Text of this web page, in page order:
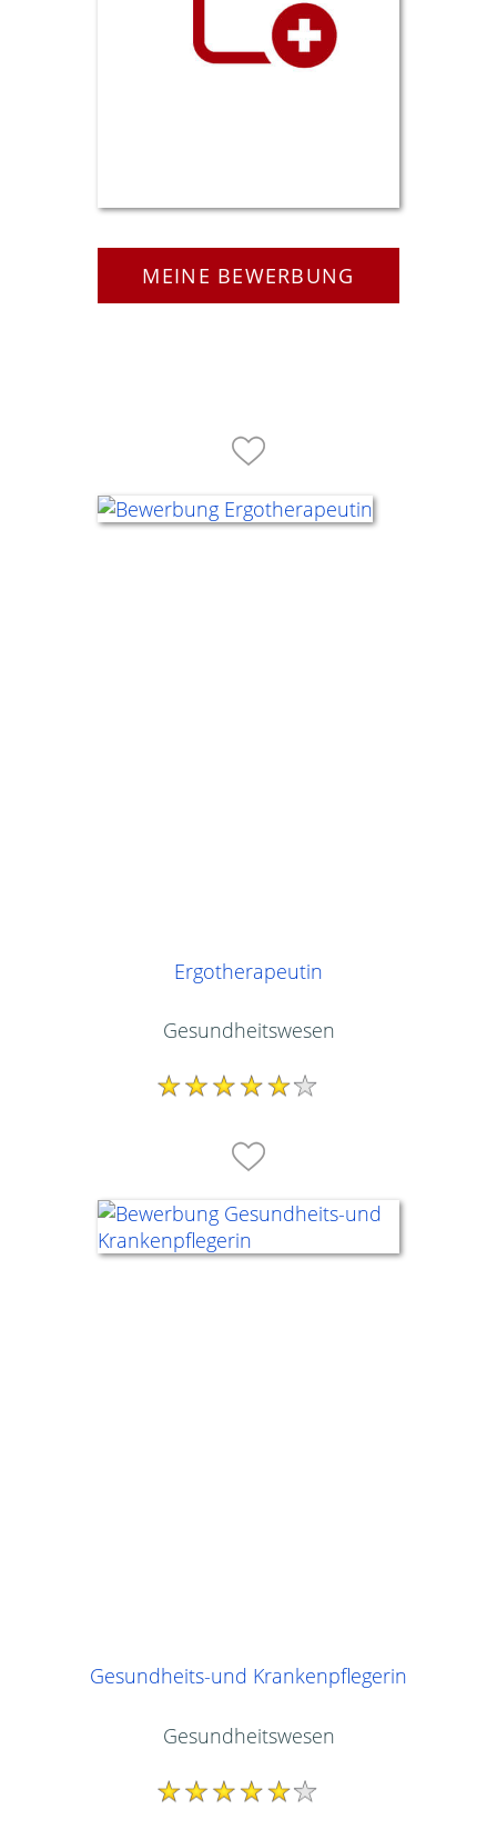
MEINE BEWERBUNG
Ergotherapeutin
Gesundheitswesen
Gesundheits-und Krankenpflegerin
Gesundheitswesen